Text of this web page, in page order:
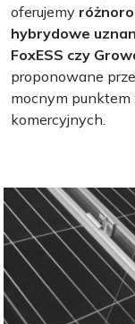
oferujemy
hybrydowe
FoxESS czy
proponowane
mocnym punktem
komercyjnych.